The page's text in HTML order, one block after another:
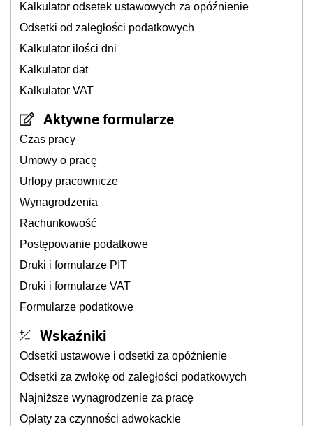
Kalkulator odsetek ustawowych za opóźnienie
Odsetki od zaległości podatkowych
Kalkulator ilości dni
Kalkulator dat
Kalkulator VAT
Aktywne formularze
Czas pracy
Umowy o pracę
Urlopy pracownicze
Wynagrodzenia
Rachunkowość
Postępowanie podatkowe
Druki i formularze PIT
Druki i formularze VAT
Formularze podatkowe
Wskaźniki
Odsetki ustawowe i odsetki za opóźnienie
Odsetki za zwłokę od zaległości podatkowych
Najniższe wynagrodzenie za pracę
Opłaty za czynności adwokackie